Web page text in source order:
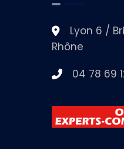
Lyon 6 /
Rhône
04 78 69